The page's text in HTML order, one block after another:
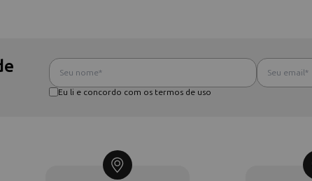
Eu li e concordo com os termos de uso